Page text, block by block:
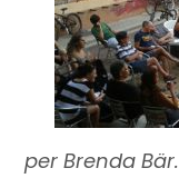
per Brenda Bär.